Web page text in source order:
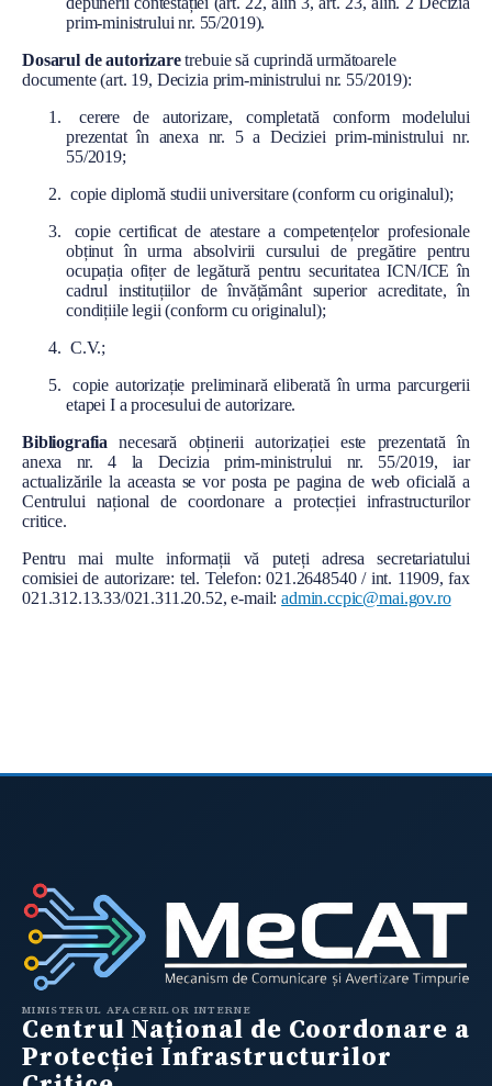
prim-ministrului nr. 55/2019).
Dosarul de autorizaretrebuie să cuprindă următoarele
documente (art. 19, Decizia prim-ministrului nr. 55/2019):
cerere de autorizare, completată conform modelului
prezentat în anexa nr. 5 a Deciziei prim-ministrului nr.
55/2019;
copie diplomă studii universitare (conform cu originalul);
copie certificat de atestare a competențelor profesionale
obținut în urma absolvirii cursului de pregătire pentru
ocupația ofițer de legătură pentru securitatea ICN/ICE în
cadrul instituțiilor de învățământ superior acreditate, în
condițiile legii (conform cu originalul);
C.V.;
copie autorizație preliminară eliberată în urma parcurgerii
etapei I a procesului de autorizare.
Bibliografia necesară obținerii autorizației este prezentată în
anexa nr. 4 la Decizia prim-ministrului nr. 55/2019, iar
actualizările la aceasta se vor posta pe pagina de web oficială a
Centrului național de coordonare a protecției infrastructurilor
critice.
Pentru mai multe informații vă puteți adresa secretariatului
comisiei de autorizare: tel. Telefon: 021.2648540 / int. 11909, fax
021.312.13.33/021.311.20.52, e-mail:admin.ccpic@mai.gov.ro
MINISTERUL AFACERILOR INTERNE
Centrul Național de Coordonare a
Protecției Infrastructurilor